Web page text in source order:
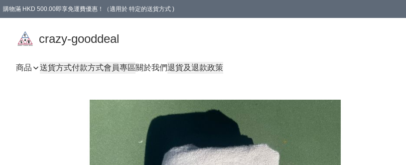
購物滿 HKD 500.00即享免運費優惠！（適用於 特定的送貨方式 )
crazy-gooddeal
商品 送貨方式付款方式會員專區關於我們退貨及退款政策